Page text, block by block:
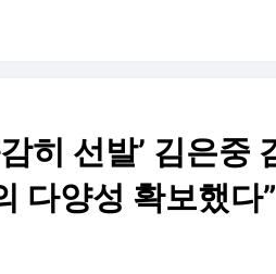
히 선발’ 김은중
다양성 확보했다”